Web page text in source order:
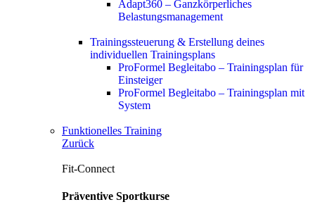
Adapt360 – Ganzkörperliches
Belastungsmanagement
Trainingssteuerung & Erstellung deines
individuellen Trainingsplans
ProFormel Begleitabo – Trainingsplan für
Einsteiger
ProFormel Begleitabo – Trainingsplan mit
System
Funktionelles Training
Zurück
Fit-Connect
Präventive Sportkurse